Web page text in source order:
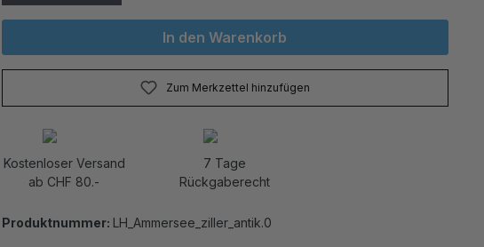
In den Warenkorb
Zum Merkzettel hinzufügen
Kostenloser Versand
ab CHF 80.-
7 Tage
Rückgaberecht
Produktnummer: LH_Ammersee_ziller_antik.0